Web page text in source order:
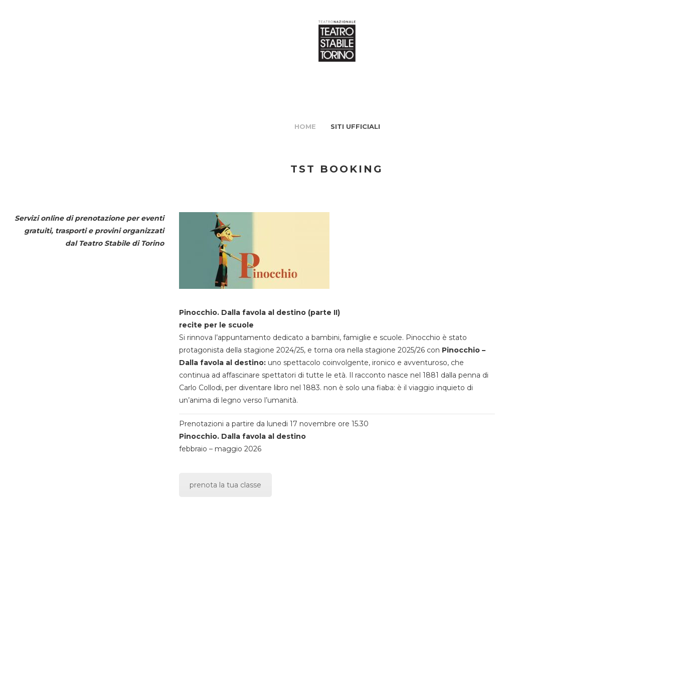
HOME SITI UFFICIALI
TST BOOKING
Servizi online di prenotazione per eventi
gratuiti, trasporti e provini organizzati
dal Teatro Stabile di Torino
Pinocchio. Dalla favola al destino (parte II)
recite per le scuole
Si rinnova l’appuntamento dedicato a bambini, famiglie e scuole. Pinocchio è stato
protagonista della stagione 2024/25, e torna ora nella stagione 2025/26 con Pinocchio –
Dalla favola al destino:uno spettacolo coinvolgente, ironico e avventuroso, che
continua ad affascinare spettatori di tutte le età. Il racconto nasce nel 1881 dalla penna di
Carlo Collodi, per diventare libro nel 1883. non è solo una fiaba: è il viaggio inquieto di
un’anima di legno verso l’umanità.
Prenotazioni a partire da lunedi 17 novembre ore 15.30
Pinocchio. Dalla favola al destino
febbraio – maggio 2026
prenota la tua classe